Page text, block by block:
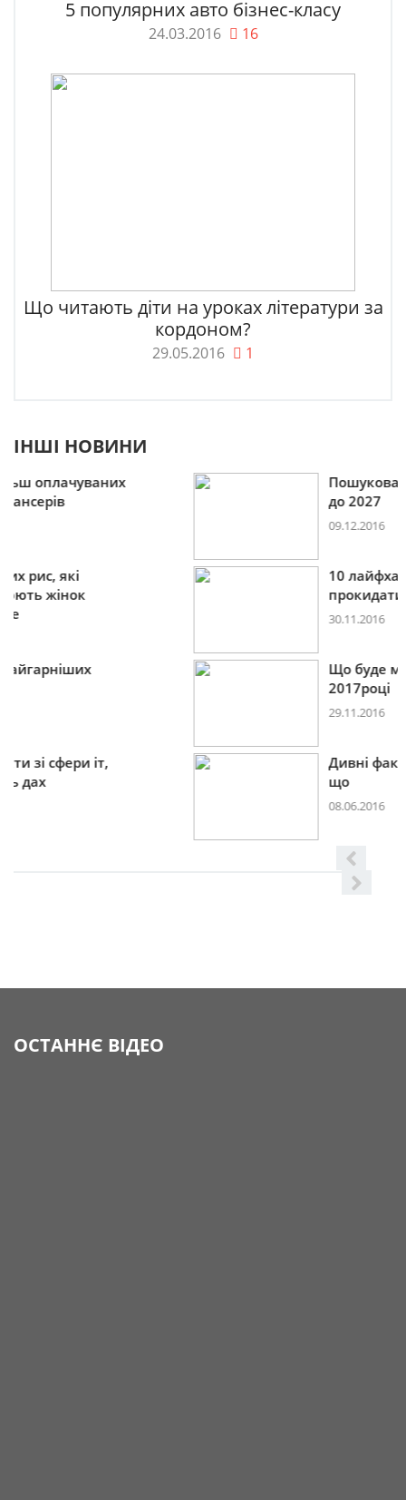
5 популярних авто бізнес-класу
24.03.2016 16
Що читають діти на уроках літератури за
кордоном?
29.05.2016 1
ІНШІ НОВИНИ
Пошукова строка зникне
10 лайфхаків: як легко
Що буде модним у
Дивні факти зі сфери іт,
ОСТАННЄ ВІДЕО